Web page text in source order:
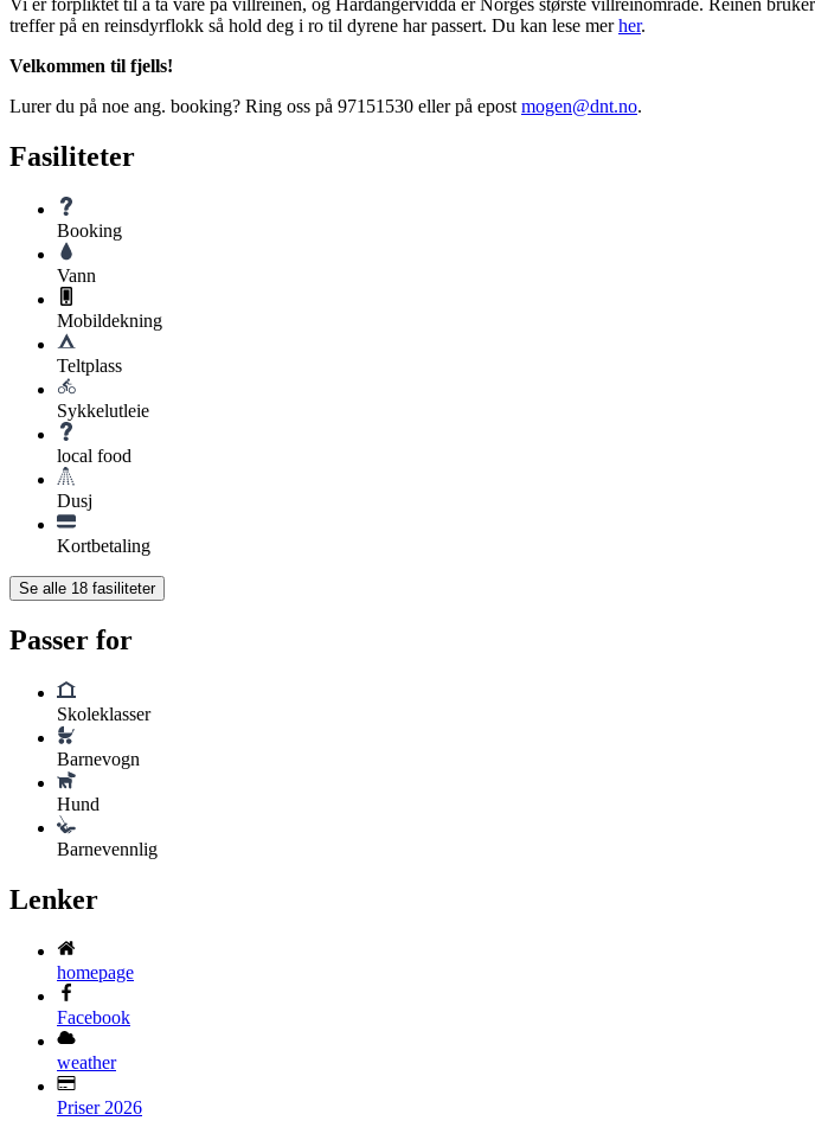
Vi er forpliktet til å ta vare på villreinen, og Hardangervidda er Norges største villreinområde. Reinen
treffer på en reinsdyrflokk så hold deg i ro til dyrene har passert. Du kan lese merher.
Velkommen til fjells!
Lurer du på noe ang. booking? Ring oss på 97151530 eller på epost mogen@dnt.no.
Fasiliteter
Booking
Vann
Mobildekning
Teltplass
Sykkelutleie
local food
Dusj
Kortbetaling
Se alle 18 fasiliteter
Passer for
Skoleklasser
Barnevogn
Hund
Barnevennlig
Lenker
homepage
Facebook
weather
Priser 2026